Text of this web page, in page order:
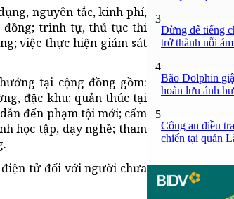
nguyên tắc, kinh phí,
đồng; trình tự, thủ tục thi
việc thực hiện giám sát
tại cộng đồng gồm:
đặc khu; quản thúc tại
đến phạm tội mới; cấm
học tập, dạy nghề; tham
tử đối với người chưa
3
Đừng để tiếng
trở thành nỗi
4
Bão Dolphin
hoàn lưu ảnh
5
Công an điều
chiến tại quán